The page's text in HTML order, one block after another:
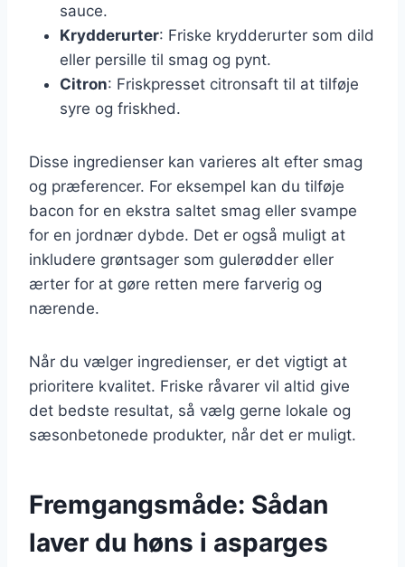
sauce.
Krydderurter: Friske krydderurter som dild
eller persille til smag og pynt.
Citron: Friskpresset citronsaft til at tilføje
syre og friskhed.
Disse ingredienser kan varieres alt efter smag
og præferencer. For eksempel kan du tilføje
bacon for en ekstra saltet smag eller svampe
for en jordnær dybde. Det er også muligt at
inkludere grøntsager som gulerødder eller
ærter for at gøre retten mere farverig og
nærende.
Når du vælger ingredienser, er det vigtigt at
prioritere kvalitet. Friske råvarer vil altid give
det bedste resultat, så vælg gerne lokale og
sæsonbetonede produkter, når det er muligt.
Fremgangsmåde: Sådan
laver du høns i asparges